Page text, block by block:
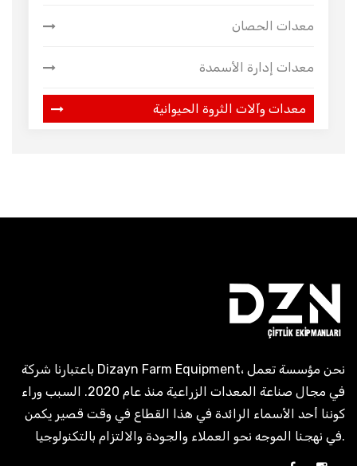
معدات الحصان
معدات إدارة الأسمدة
معدات وآلات الثروة الحيوانية
باعتبارنا شركة Dizayn Farm Equipment، نحن مؤسسة تعمل
في مجال صناعة المعدات الزراعية منذ عام 2020. السبب وراء
كوننا أحد الأسماء الرائدة في هذا القطاع في وقت قصير يكمن
في نهجنا الموجه نحو العملاء والجودة والالتزام بالتكنولوجيا.